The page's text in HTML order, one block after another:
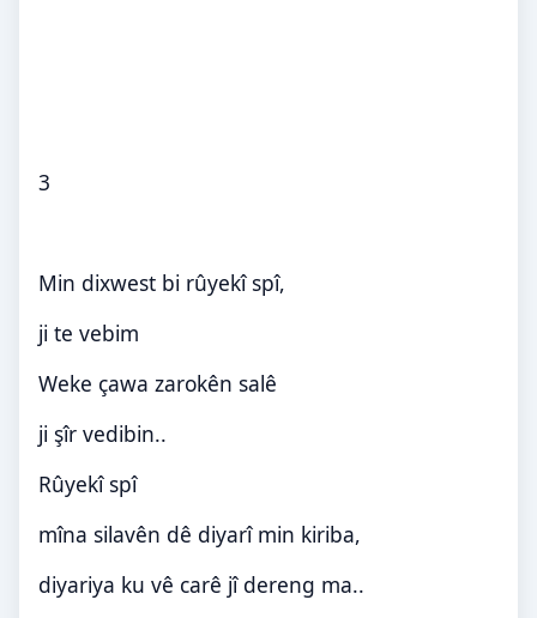
3
Min dixwest bi rûyekî spî,
ji te vebim
Weke çawa zarokên salê
ji şîr vedibin..
Rûyekî spî
mîna silavên dê diyarî min kiriba,
diyariya ku vê carê jî dereng ma..